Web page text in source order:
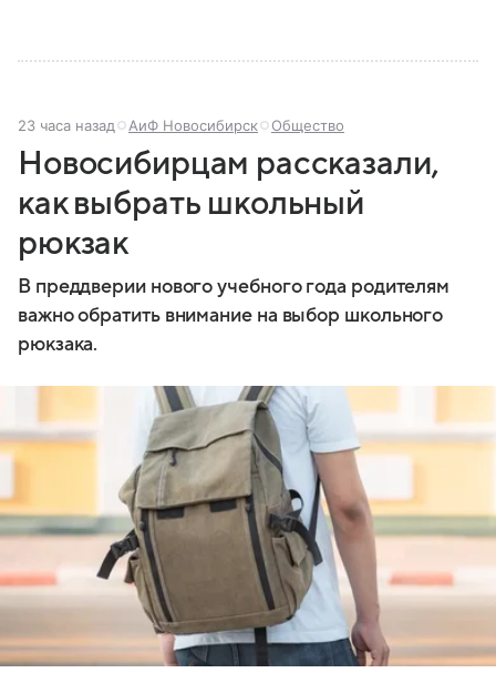
23 часа назад АиФ Новосибирск Общество
Новосибирцам рассказали,
как выбрать школьный
рюкзак
В преддверии нового учебного года родителям
важно обратить внимание на выбор школьного
рюкзака.